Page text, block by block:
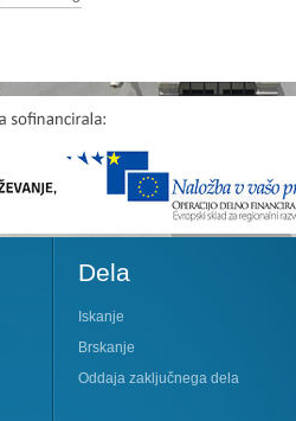
Dela
Iskanje
Brskanje
Oddaja zaključnega dela